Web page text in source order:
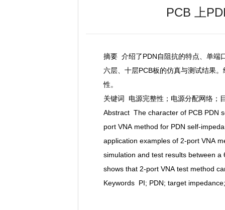
PCB 上
摘要 介绍了PDN自阻抗的特点、单端
六层、十层PCB板的仿真与测试结果
性。
关键词 电源完整性；电源分配网络；
Abstract The character of PCB PDN
port VNA method for PDN self-
application examples of 2-port VNA
simulation and test results between
shows that 2-port VNA test method
Keywords PI; PDN; target